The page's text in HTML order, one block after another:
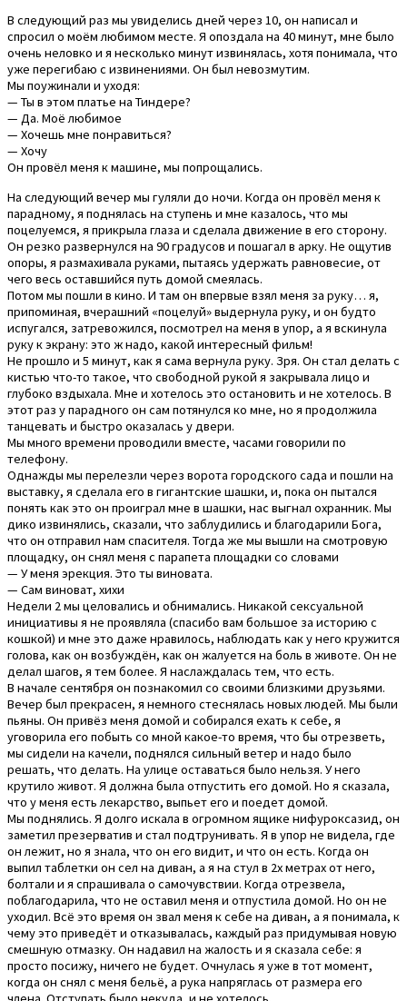
В следующий раз мы увиделись дней через 10, он написал и
спросил о моём любимом месте. Я опоздала на 40 минут, мне было
очень неловко и я несколько минут извинялась, хотя понимала, что
уже перегибаю с извинениями. Он был невозмутим.
Мы поужинали и уходя:
— Ты в этом платье на Тиндере?
— Да. Моё любимое
— Хочешь мне понравиться?
— Хочу
Он провёл меня к машине, мы попрощались.
На следующий вечер мы гуляли до ночи. Когда он провёл меня к
парадному, я поднялась на ступень и мне казалось, что мы
поцелуемся, я прикрыла глаза и сделала движение в его сторону.
Он резко развернулся на 90 градусов и пошагал в арку. Не ощутив
опоры, я размахивала руками, пытаясь удержать равновесие, от
чего весь оставшийся путь домой смеялась.
Потом мы пошли в кино. И там он впервые взял меня за руку… я,
припоминая, вчерашний «поцелуй» выдернула руку, и он будто
испугался, затревожился, посмотрел на меня в упор, а я вскинула
руку к экрану: это ж надо, какой интересный фильм!
Не прошло и 5 минут, как я сама вернула руку. Зря. Он стал делать с
кистью что-то такое, что свободной рукой я закрывала лицо и
глубоко вздыхала. Мне и хотелось это остановить и не хотелось. В
этот раз у парадного он сам потянулся ко мне, но я продолжила
танцевать и быстро оказалась у двери.
Мы много времени проводили вместе, часами говорили по
телефону.
Однажды мы перелезли через ворота городского сада и пошли на
выставку, я сделала его в гигантские шашки, и, пока он пытался
понять как это он проиграл мне в шашки, нас выгнал охранник. Мы
дико извинялись, сказали, что заблудились и благодарили Бога,
что он отправил нам спасителя. Тогда же мы вышли на смотровую
площадку, он снял меня с парапета площадки со словами
— У меня эрекция. Это ты виновата.
— Сам виноват, хихи
Недели 2 мы целовались и обнимались. Никакой сексуальной
инициативы я не проявляла (спасибо вам большое за историю с
кошкой) и мне это даже нравилось, наблюдать как у него кружится
голова, как он возбуждён, как он жалуется на боль в животе. Он не
делал шагов, я тем более. Я наслаждалась тем, что есть.
В начале сентября он познакомил со своими близкими друзьями.
Вечер был прекрасен, я немного стеснялась новых людей. Мы были
пьяны. Он привёз меня домой и собирался ехать к себе, я
уговорила его побыть со мной какое-то время, что бы отрезветь,
мы сидели на качели, поднялся сильный ветер и надо было
решать, что делать. На улице оставаться было нельзя. У него
крутило живот. Я должна была отпустить его домой. Но я сказала,
что у меня есть лекарство, выпьет его и поедет домой.
Мы поднялись. Я долго искала в огромном ящике нифуроксазид, он
заметил презерватив и стал подтрунивать. Я в упор не видела, где
он лежит, но я знала, что он его видит, и что он есть. Когда он
выпил таблетки он сел на диван, а я на стул в 2х метрах от него,
болтали и я спрашивала о самочувствии. Когда отрезвела,
поблагодарила, что не оставил меня и отпустила домой. Но он не
уходил. Всё это время он звал меня к себе на диван, а я понимала, к
чему это приведёт и отказывалась, каждый раз придумывая новую
смешную отмазку. Он надавил на жалость и я сказала себе: я
просто посижу, ничего не будет. Очнулась я уже в тот момент,
когда он снял с меня бельё, а рука напряглась от размера его